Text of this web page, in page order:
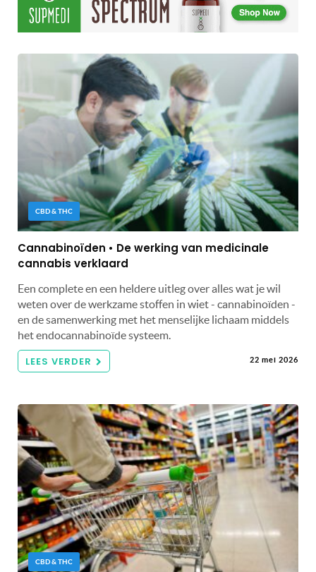
CBD & THC
Cannabinoïden • De werking van medicinale
cannabis verklaard
Een complete en een heldere uitleg over alles wat je wil
weten over de werkzame stoffen in wiet - cannabinoïden -
en de samenwerking met het menselijke lichaam middels
het endocannabinoïde systeem.
LEES VERDER 22 mei 2026
CBD & THC